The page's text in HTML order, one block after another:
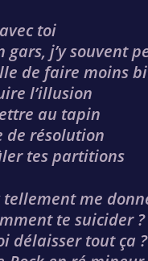
toi
gars, j’y souvent
de faire moins
l’illusion
au tapin
de résolution
tes partitions
tellement me
te suicider ?
délaisser tout ça ?